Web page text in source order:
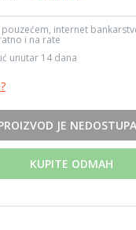
internet
i na rate
unutar 14 dana
JE
KUPITE ODMAH